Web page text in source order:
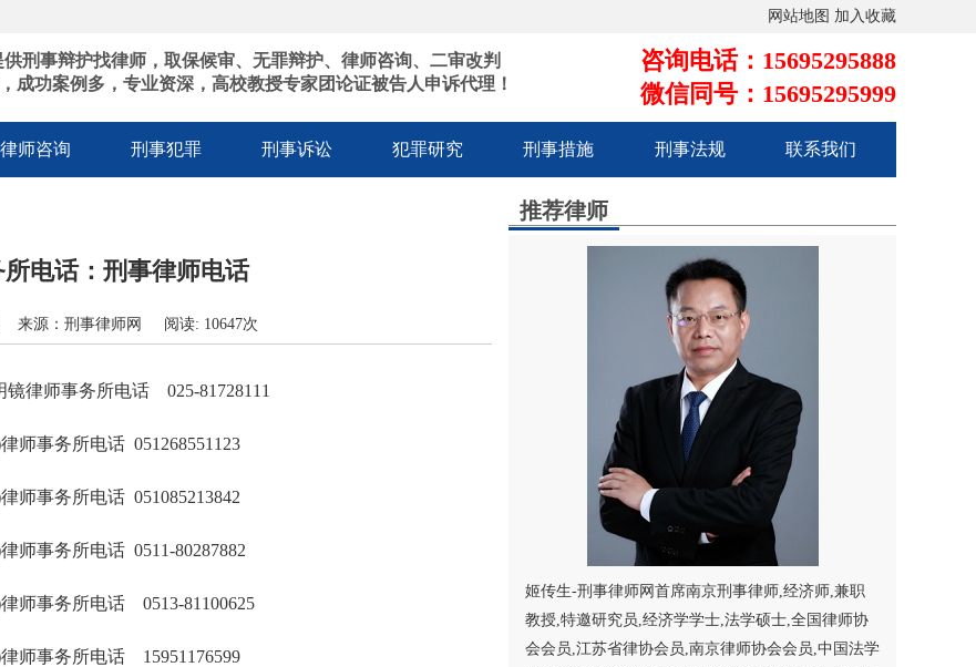
网站地图 加入收藏
刑事辩护找律师，取保候审、无罪辩护、律师咨询、二审改判
成功案例多，专业资深，高校教授专家团论证被告人申诉代理！
咨询电话：15695295888
微信同号：15695295999
律师咨询 刑事犯罪 刑事诉讼 犯罪研究 刑事措施 刑事法规 联系我们
电话：刑事律师电话
来源：刑事律师网 阅读: 10647次
律师事务所电话 025-81728111
师事务所电话 051268551123
师事务所电话 051085213842
师事务所电话 0511-80287882
师事务所电话 0513-81100625
师事务所电话 15951176599
推荐律师
姬传生-刑事律师网首席南京刑事律师,经济师,兼职
教授,特邀研究员,经济学学士,法学硕士,全国律师协
会会员,江苏省律协会员,南京律师协会会员,中国法学